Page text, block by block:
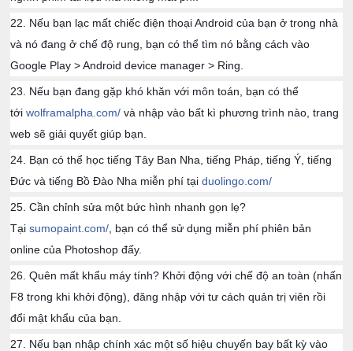
22. Nếu bạn lạc mất chiếc điện thoại Android của bạn ở trong nhà
và nó đang ở chế độ rung, bạn có thể tìm nó bằng cách vào
Google Play > Android device manager > Ring.
23. Nếu bạn đang gặp khó khăn với môn toán, bạn có thể
tớiwolframalpha.com/ và nhập vào bất kì phương trình nào, trang
web sẽ giải quyết giúp bạn.
24. Bạn có thể học tiếng Tây Ban Nha, tiếng Pháp, tiếng Ý, tiếng
Đức và tiếng Bồ Đào Nha miễn phí tạiduolingo.com/
25. Cần chỉnh sửa một bức hình nhanh gọn lẹ?
Tạisumopaint.com/ , bạn có thể sử dụng miễn phí phiên bản
online của Photoshop đấy.
26. Quên mất khẩu máy tính? Khởi động với chế độ an toàn (nhấn
F8 trong khi khởi động), đăng nhập với tư cách quản trị viên rồi
đổi mật khẩu của bạn.
27. Nếu bạn nhập chính xác một số hiệu chuyến bay bất kỳ vào